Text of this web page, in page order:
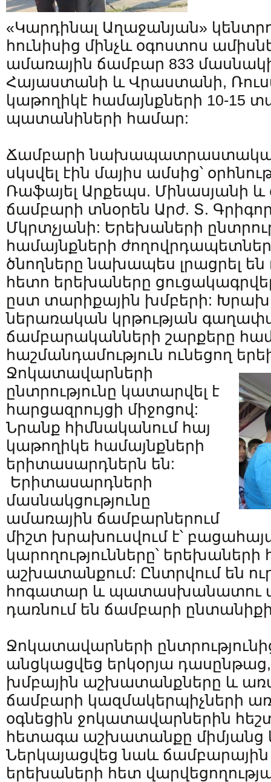
«Կարդինալ Աղաջանյան»
հունիսից մինչև օգոստոս
ամառային ճամբար 833
Հայաստանի և Վրաստանի,
կաթողիկէ համայնքների 10-15
պատանիների համար:
Ճամբարի
սկսվել էին մայիս ամսից՝
Ռաֆայել Արքեպս. Մինասյանի և
ճամբարի տնօրեն Արժ. Տ.
Մկրտչյանի: Երեխաների
համայնքների
ծնողները նախապես լրացրել են
հետո երեխաները
ըստ տարիքային խմբերի:
ներառական կրթության
ճամբարականների շարքերը
հաշմանդամություն ունեցող
Ջոկատավարների
ընտրությունը կատարվել է
հարցազրույցի միջոցով:
Նրանք հիմնականում հայ
կաթողիկե համայնքների
երիտասարդներն են:
Երիտասարդների
մասնակցությունը
ամառային ճամբարներում
միշտ խրախուսվում է՝
կարողությունները՝ երեխաների
աշխատանքում: Ընտրվում են
հոգատար և պատասխանատու
դառնում են ճամբարի
Ջոկատավարների
անցկացվեց երկօրյա
խմբային աշխատանքները և
ճամբարի կազմակերպիչների
օգնեցին ջոկատավարներին
հետագա աշխատանքը միմյանց
Ներկայացվեց նաև
երեխաների հետ